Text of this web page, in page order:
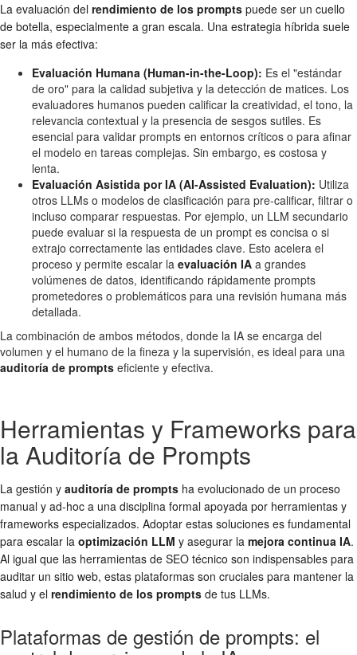
La evaluación del rendimiento de los prompts puede ser un cuello
de botella, especialmente a gran escala. Una estrategia híbrida suele
ser la más efectiva:
Evaluación Humana (Human-in-the-Loop): Es el "estándar
de oro" para la calidad subjetiva y la detección de matices. Los
evaluadores humanos pueden calificar la creatividad, el tono, la
relevancia contextual y la presencia de sesgos sutiles. Es
esencial para validar prompts en entornos críticos o para afinar
el modelo en tareas complejas. Sin embargo, es costosa y
lenta.
Evaluación Asistida por IA (AI-Assisted Evaluation): Utiliza
otros LLMs o modelos de clasificación para pre-calificar, filtrar o
incluso comparar respuestas. Por ejemplo, un LLM secundario
puede evaluar si la respuesta de un prompt es concisa o si
extrajo correctamente las entidades clave. Esto acelera el
proceso y permite escalar la evaluación IA a grandes
volúmenes de datos, identificando rápidamente prompts
prometedores o problemáticos para una revisión humana más
detallada.
La combinación de ambos métodos, donde la IA se encarga del
volumen y el humano de la fineza y la supervisión, es ideal para una
auditoría de prompts eficiente y efectiva.
Herramientas y Frameworks para
la Auditoría de Prompts
La gestión y auditoría de prompts ha evolucionado de un proceso
manual y ad-hoc a una disciplina formal apoyada por herramientas y
frameworks especializados. Adoptar estas soluciones es fundamental
para escalar la optimización LLM y asegurar la mejora continua IA.
Al igual que las herramientas de SEO técnico son indispensables para
auditar un sitio web, estas plataformas son cruciales para mantener la
salud y el rendimiento de los prompts de tus LLMs.
Plataformas de gestión de prompts: el